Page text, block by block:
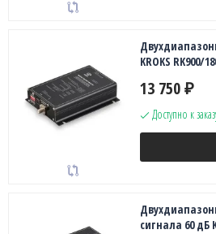
KROKS RK900/
13 750 ₽
Доступно к
сигнала 60 дБ